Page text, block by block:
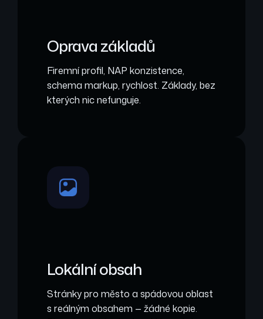
Oprava základů
Firemní profil, NAP konzistence,
schema markup, rychlost. Základy, bez
kterých nic nefunguje.
Lokální obsah
Stránky pro město a spádovou oblast
s reálným obsahem — žádné kopie.